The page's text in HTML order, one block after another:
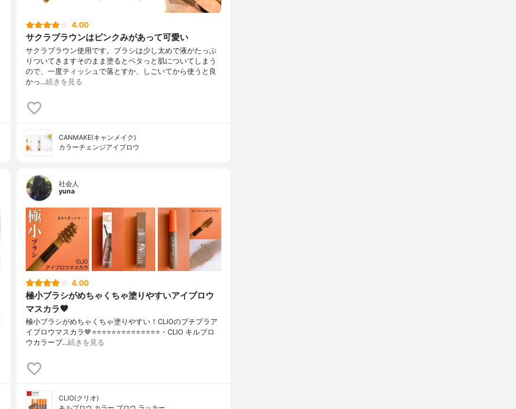
4.00
サクラブラウンはピンクみがあって可愛い
サクラブラウン使用です。ブラシは少し太めで液がたっぷ
りついてきますそのまま塗るとベタっと肌についてしまう
ので、一度ティッシュで落とすか、しごいてから使うと良
かっ…続きを見る
CANMAKE(キャンメイク)
カラーチェンジアイブロウ
社会人
yuna
4.00
極小ブラシがめちゃくちゃ塗りやすいアイブロウ
マスカラ🤎
極小ブラシがめちゃくちゃ塗りやすい！CLIOのプチプラア
イブロウマスカラ🤎⭐️⭐️⭐️⭐️⭐️⭐️⭐️⭐️⭐️⭐️⭐️⭐️⭐️⭐️・CLIO キルブロ
ウカラーブ…続きを見る
CLIO(クリオ)